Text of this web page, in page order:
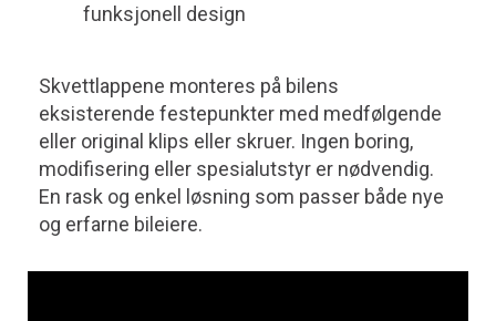
funksjonell design
Skvettlappene monteres på bilens
eksisterende festepunkter med medfølgende
eller original klips eller skruer. Ingen boring,
modifisering eller spesialutstyr er nødvendig.
En rask og enkel løsning som passer både nye
og erfarne bileiere.